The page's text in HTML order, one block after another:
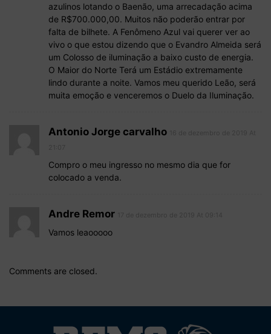
azulinos lotando o Baenão, uma arrecadação acima
de R$700.000,00. Muitos não poderão entrar por
falta de bilhete. A Fenômeno Azul vai querer ver ao
vivo o que estou dizendo que o Evandro Almeida será
um Colosso de iluminação a baixo custo de energia.
O Maior do Norte Terá um Estádio extremamente
lindo durante a noite. Vamos meu querido Leão, será
muita emoção e venceremos o Duelo da Iluminação.
Antonio Jorge carvalho
Compro o meu ingresso no mesmo dia que for
colocado a venda.
Andre Remor
Vamos leaooooo
Comments are closed.